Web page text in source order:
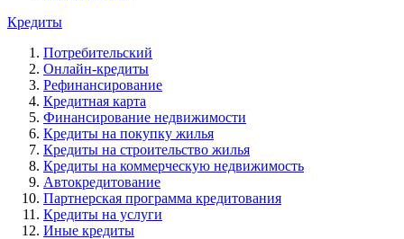
Кредиты
Потребительский
Онлайн-кредиты
Рефинансирование
Кредитная карта
Финансирование недвижимости
Кредиты на покупку жилья
Кредиты на строительство жилья
Кредиты на коммерческую недвижимость
Автокредитование
Партнерская программа кредитования
Кредиты на услуги
Иные кредиты